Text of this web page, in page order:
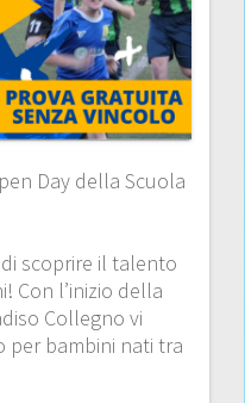
Day della Scuola
scoprire il talento
Con l’inizio della
Collegno vi
per bambini nati tra